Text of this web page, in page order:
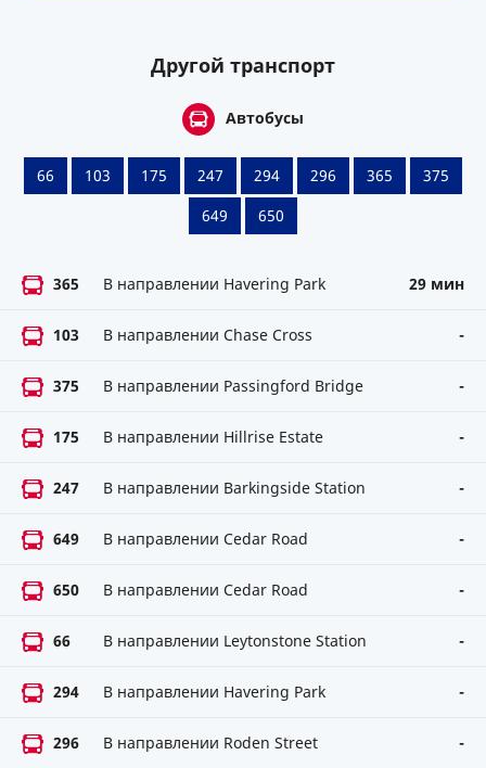
Другой транспорт
Автобусы
66 103 175 247 294 296 365
375
649
650
365 В направлении Havering Park 29 мин
103 В направлении Chase Cross -
375 В направлении Passingford Bridge -
175 В направлении Hillrise Estate -
247 В направлении Barkingside Station -
649 В направлении Cedar Road -
650 В направлении Cedar Road -
66 В направлении Leytonstone Station -
294 В направлении Havering Park -
296 В направлении Roden Street -